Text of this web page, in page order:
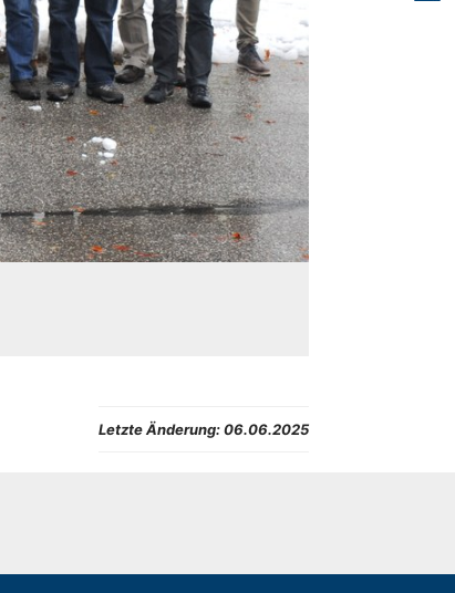
Letzte Änderung: 06.06.2025